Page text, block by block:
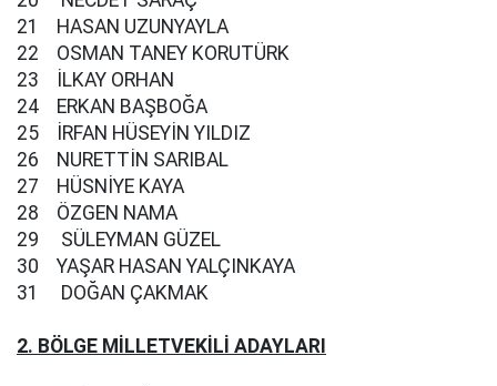
21 HASAN UZUNYAYLA
22 OSMAN TANEY KORUTÜRK
23 İLKAY ORHAN
24 ERKAN BAŞBOĞA
25 İRFAN HÜSEYİN YILDIZ
26 NURETTİN SARIBAL
27 HÜSNİYE KAYA
28 ÖZGEN NAMA
29 SÜLEYMAN GÜZEL
30 YAŞAR HASAN YALÇINKAYA
31 DOĞAN ÇAKMAK
2. BÖLGE MİLLETVEKİLİ ADAYLARI